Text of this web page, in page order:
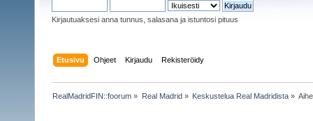
Kirjautuaksesi anna tunnus, salasana ja istuntosi pituus
Etusivu Ohjeet Kirjaudu Rekisteröidy
RealMadridFIN::foorum » Real Madrid» Keskustelua Real Madridista»